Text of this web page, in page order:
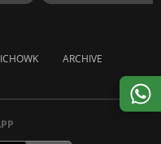
ICHOWK ARCHIVE